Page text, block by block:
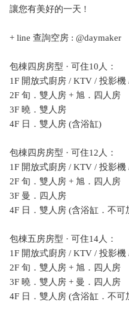
讓您有美好的一天 !
+ line 查詢空房 : @daymaker
包棟四房房型 · 可住10人：
1F 開放式廚房 / KTV / 投影
2F 旬．雙人房 + 旭．四人房
3F 曉．雙人房
4F 日．雙人房 (含浴缸)
包棟四房房型 · 可住12人：
1F 開放式廚房 / KTV / 投影
2F 旬．雙人房 + 旭．四人房
3F 曼．四人房
4F 日．雙人房 (含浴缸．不可
包棟五房房型 · 可住14人：
1F 開放式廚房 / KTV / 投影
2F 旬．雙人房 + 旭．四人房
3F 曉．雙人房 + 曼．四人房
4F 日．雙人房 (含浴缸．不可